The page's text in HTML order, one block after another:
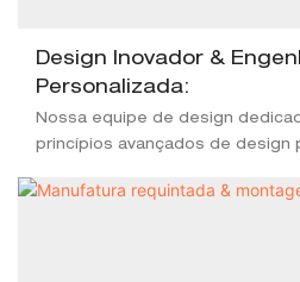
Design Inovador &
Personalizada:
Nossa equipe de design
princípios avançados de design
apenas atendem, mas excedem